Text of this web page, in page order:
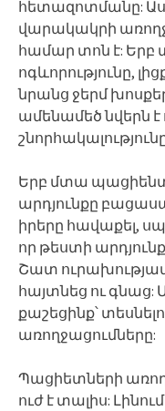
հետազոտմանը:
վարակակրի
համար տոն է: Երբ
ոգևորությունը,
նրանց ջերմ
ամենամեծ նվերն
Երբ մտա
արդյունքը
իրերը հավաքել,
որ թեստի
Շատ
հայտնեց ու գնաց:
քաշեցինք՝
առողջացումները:
Պացիետների
ուժ է տալիս: